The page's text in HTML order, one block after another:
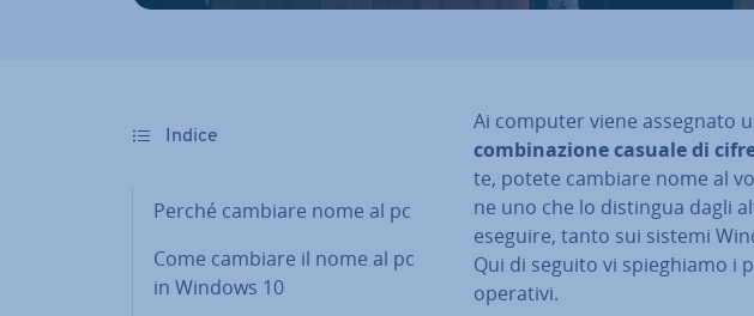
Indice
Perché cambiare nome al pc
Come cambiare il nome al pc
in Windows 10
Ai computer viene assegnato
com­bi­na­zio­ne casuale di
te, potete cambiare nome al
ne uno che lo distingua dagli
eseguire, tanto sui sistemi
Qui di seguito vi spie­ghia­mo i
operativi.